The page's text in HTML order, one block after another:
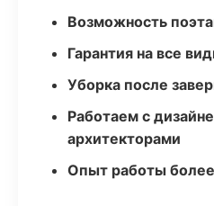
Возможность
Гарантия на все
Уборка после
Работаем с
архитекторами
Опыт работы